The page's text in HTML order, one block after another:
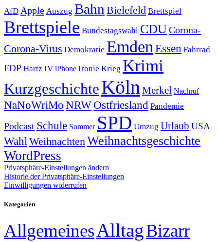
AfD Apple Auszug Bahn Bielefeld Brettspiel
Brettspiele Bundestagswahl CDUCorona-
Corona-Virus Demokratie Emden Essen Fahrrad
FDP Hartz IV iPhone Ironie Krieg Krimi
KurzgeschichteKöln Merkel Nachruf
NaNoWriMo NRWOstfriesland Pandemie
Podcast Schule Sommer SPD Umzug Urlaub USA
Wahl Weihnachten Weihnachtsgeschichte
WordPress
Privatsphäre-Einstellungen ändern
Historie der Privatsphäre-Einstellungen
Einwilligungen widerrufen
Kategorien
AllgemeinesAlltagBizarr